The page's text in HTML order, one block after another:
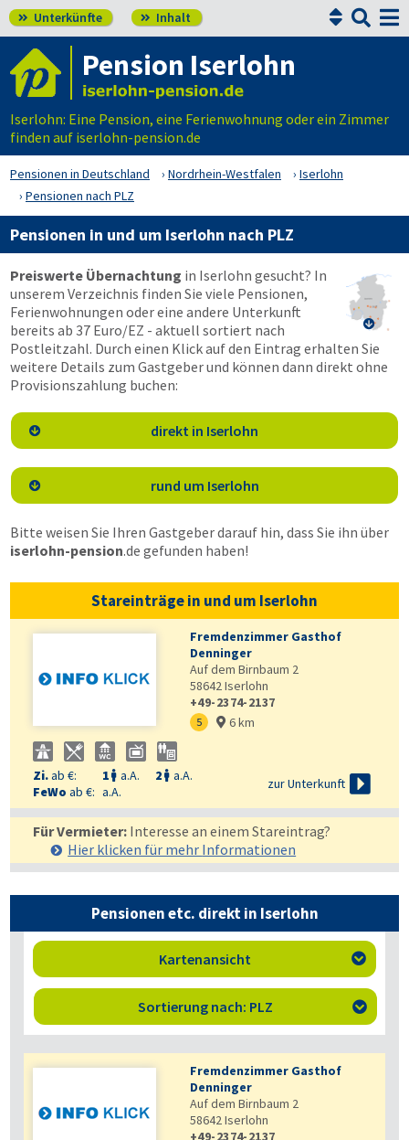
 Unterkünfte  Inhalt 

Pension Iserlohn
Iserlohn: Eine Pension, eine Ferienwohnung oder ein Zimmer
finden auf iserlohn-pension.de
Pensionen in Deutschland Nordrhein-Westfalen
Iserlohn
Pensionen nach PLZ
Pensionen in und um Iserlohn nach PLZ

Preiswerte Übernachtung in Iserlohn gesucht? In
unserem Verzeichnis finden Sie viele Pensionen,
Ferienwohnungen oder eine andere Unterkunft
bereits ab 37 Euro/EZ - aktuell sortiert nach
Postleitzahl. Durch einen Klick auf den Eintrag erhalten Sie
weitere Details zum Gastgeber und können dann direkt ohne
Provisionszahlung buchen:
 direkt in Iserlohn
 rund um Iserlohn
Bitte weisen Sie Ihren Gastgeber darauf hin, dass Sie ihn über
iserlohn-pension.de gefunden haben!
Stareinträge in und um Iserlohn
Fremdenzimmer Gasthof
Denninger
Auf dem Birnbaum 2
58642Iserlohn
+49-2374-2137
5  6 km
Zi.ab €: 1  a.A. 2  a.A.
FeWo ab €: a.A.
zur Unterkunft 
Für Vermieter: Interesse an einem Stareintrag?
Hier klicken für mehr Informationen
Pensionen etc. direkt in Iserlohn
Kartenansicht 
Sortierung nach: PLZ 
Fremdenzimmer Gasthof
Denninger
Auf dem Birnbaum 2
58642Iserlohn
+49-2374-2137